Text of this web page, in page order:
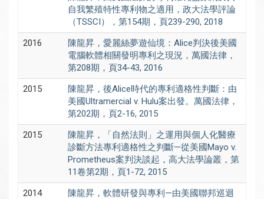
自我繁殖特性專利物之適用，政大法學評論
（TSSCI），第154期，頁239-290, 2018
2016
陳龍昇，愛麗絲夢遊仙境：Alice判決後美國
電腦軟體相關發明專利之現況，萬國法律，
第208期，頁34-43, 2016
2015
陳龍昇，後Alice時代的專利適格性判斷：由
美國Ultramercial v. Hulu案出發。萬國法律，
第202期，頁2-16, 2015
2015
陳龍昇，「自然法則」之運用與個人化醫療
診斷方法專利適格性之判斷—從美國Mayo v.
Prometheus案判決談起，高大法學論叢，第
11卷第2期，頁1-72, 2015
2014
陳龍昇，軟體研發與專利—由美國聯邦巡迴